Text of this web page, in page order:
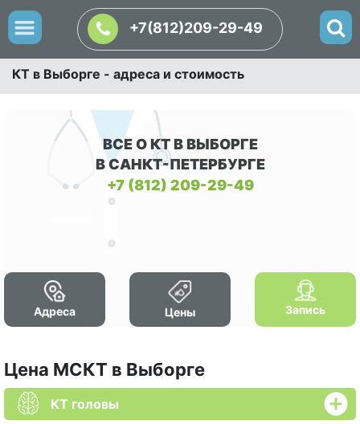
+7(812)209-29-49
КТ в Выборге - адреса и стоимость
ВСЕ О КТ В ВЫБОРГЕ
В САНКТ-ПЕТЕРБУРГЕ
+7 (812) 209-29-49
Адреса Цены Запись
Цена МСКТ в Выборге
КТ головы